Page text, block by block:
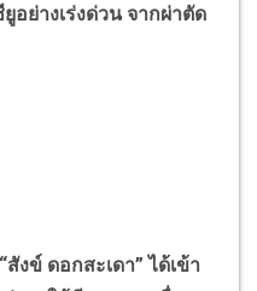
อย่างเร่งด่วน จากผ่าตัด
ดอกสะเดา” ได้เข้า